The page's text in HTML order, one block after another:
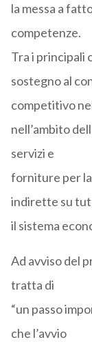
la messa a
competenze.
Tra i principali
sostegno al
competitivo
nell’ambito
servizi e
forniture per
indirette su
il sistema
Ad avviso del
tratta di
“un passo
che l’avvio